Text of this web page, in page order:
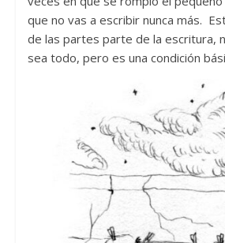
que no vas a escribir nunca más.
de las partes parte de la escritura,
sea todo, pero es una condición